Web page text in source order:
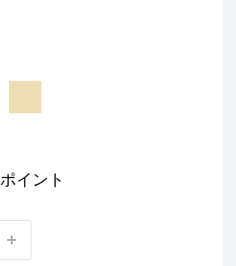
ポイント